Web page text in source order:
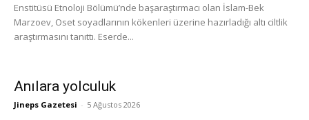
Enstitüsü Etnoloji Bölümü’nde başaraştırmacı olan İslam-Bek
Marzoev, Oset soyadlarının kökenleri üzerine hazırladığı altı ciltlik
araştırmasını tanıttı. Eserde...
Anılara yolculuk
Jineps Gazetesi - 5 Ağustos 2026